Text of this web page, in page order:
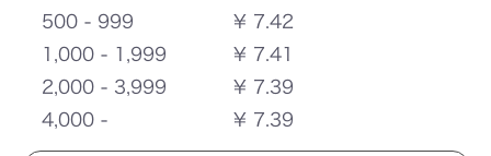
500 - 999
¥ 7.42
1,000 - 1,999
¥ 7.41
2,000 - 3,999
¥ 7.39
4,000 -
¥ 7.39